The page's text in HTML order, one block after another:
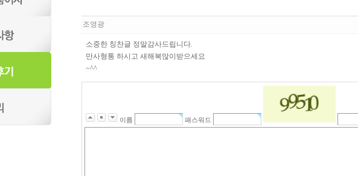
조영광
소중한 칭찬글 정말감사드립니다.
만사형통 하시고 새해복많이받으세요
~^^
이름 패스워드